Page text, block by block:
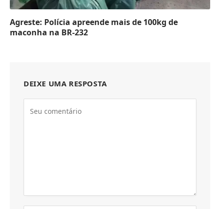
Agreste: Polícia apreende mais de 100kg de
maconha na BR-232
DEIXE UMA RESPOSTA